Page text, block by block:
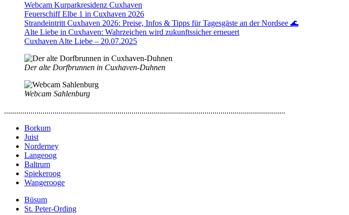
Webcam Kurparkresidenz Cuxhaven
Feuerschiff Elbe 1 in Cuxhaven 2026
Strandeintritt Cuxhaven 2026: Preise, Infos & Tipps für Tagesgäste an der Nordsee 🌊
Alte Liebe in Cuxhaven: Wahrzeichen wird zukunftssicher erneuert
Cuxhaven Alte Liebe – 20.07.2025
Der alte Dorfbrunnen in Cuxhaven-Duhnen
Webcam Sahlenburg
...........................................................................................................................................
Borkum
Juist
Norderney
Langeoog
Baltrum
Spiekeroog
Wangerooge
Büsum
St. Peter-Ording